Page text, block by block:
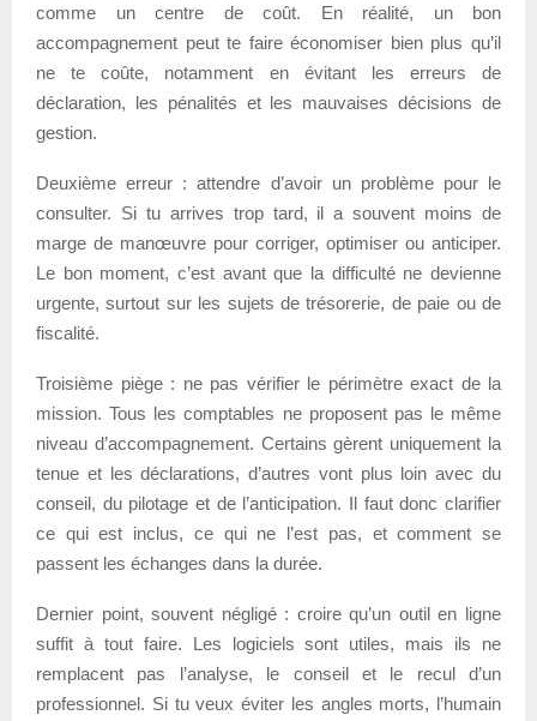
comme un centre de coût. En réalité, un bon
accompagnement peut te faire économiser bien plus qu’il
ne te coûte, notamment en évitant les erreurs de
déclaration, les pénalités et les mauvaises décisions de
gestion.
Deuxième erreur : attendre d’avoir un problème pour le
consulter. Si tu arrives trop tard, il a souvent moins de
marge de manœuvre pour corriger, optimiser ou anticiper.
Le bon moment, c’est avant que la difficulté ne devienne
urgente, surtout sur les sujets de trésorerie, de paie ou de
fiscalité.
Troisième piège : ne pas vérifier le périmètre exact de la
mission. Tous les comptables ne proposent pas le même
niveau d’accompagnement. Certains gèrent uniquement la
tenue et les déclarations, d’autres vont plus loin avec du
conseil, du pilotage et de l’anticipation. Il faut donc clarifier
ce qui est inclus, ce qui ne l’est pas, et comment se
passent les échanges dans la durée.
Dernier point, souvent négligé : croire qu’un outil en ligne
suffit à tout faire. Les logiciels sont utiles, mais ils ne
remplacent pas l’analyse, le conseil et le recul d’un
professionnel. Si tu veux éviter les angles morts, l’humain